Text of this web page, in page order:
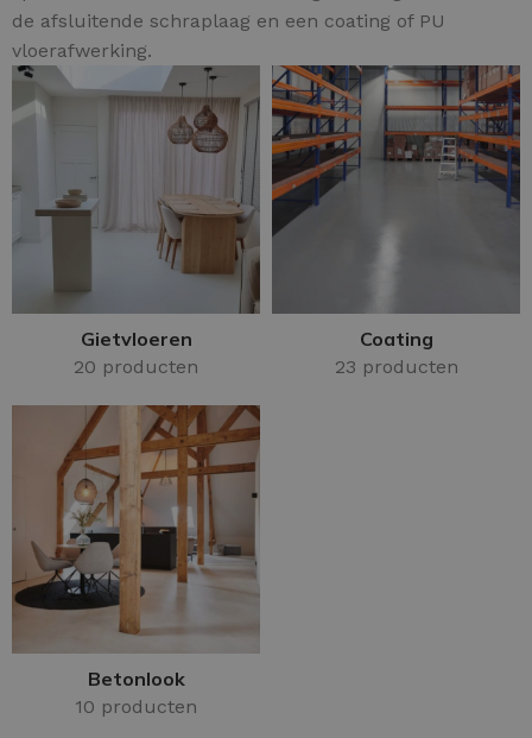
de afsluitende schraplaag en een coating of PU
vloerafwerking.
Gietvloeren
20 producten
Coating
23 producten
Betonlook
10 producten